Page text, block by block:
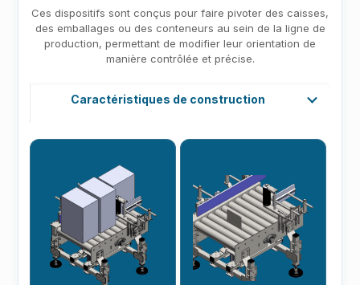
Ces dispositifs sont conçus pour faire pivoter des caisses,
des emballages ou des conteneurs au sein de la ligne de
production, permettant de modifier leur orientation de
manière contrôlée et précise.
Caractéristiques de construction